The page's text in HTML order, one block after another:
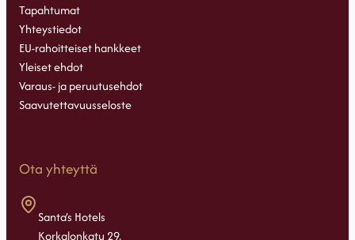
Tapahtumat
Yhteystiedot
EU-rahoitteiset hankkeet
Yleiset ehdot
Varaus- ja peruutusehdot
Saavutettavuusseloste
Ota yhteyttä
Santa’s Hotels
Korkalonkatu 29,